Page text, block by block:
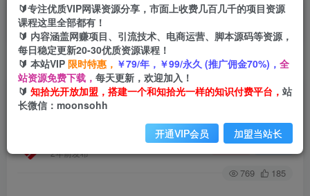
首页 创业课程 会员专属 正文
（7139期）60个视频吸粉10w＋，2023下半年全
新流量密码3D美女号新玩法（教程+资源）
2年前发布
关注 私信
769 185
🔰专注优质VIP网课资源分享，市面上收费几百几千的项目资源
课程这里全部都有！
🔰 内容涵盖网赚项目、引流技术、电商运营、脚本源码等资源，
每日稳定更新20-30优质资源课程！
🔰 本站VIP 限时特惠， ￥79/年，￥99/永久 (推广佣金70%)， 全
站资源免费下载， 每天更新，欢迎加入！
🔰 知拾光开放加盟，搭建一个和知拾光一样的知识付费平台， 站
长微信：moonsohh
开通VIP会员 加盟当站长